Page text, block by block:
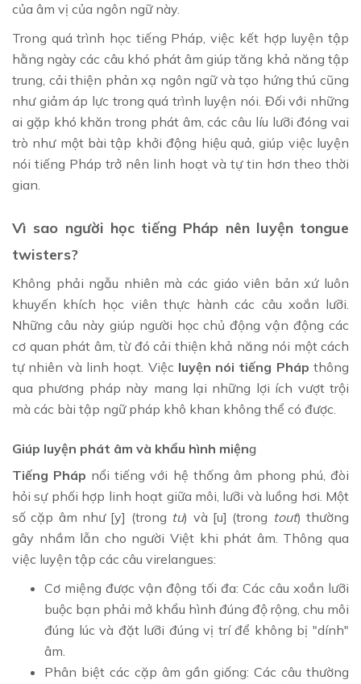
của âm vị của ngôn ngữ này.
Trong quá trình học tiếng Pháp, việc kết hợp luyện tập
hằng ngày các câu khó phát âm giúp tăng khả năng tập
trung, cải thiện phản xạ ngôn ngữ và tạo hứng thú cũng
như giảm áp lực trong quá trình luyện nói. Đối với những
ai gặp khó khăn trong phát âm, các câu líu lưỡi đóng vai
trò như một bài tập khởi động hiệu quả, giúp việc luyện
nói tiếng Pháp trở nên linh hoạt và tự tin hơn theo thời
gian.
Vì sao người học tiếng Pháp nên luyện tongue
twisters?
Không phải ngẫu nhiên mà các giáo viên bản xứ luôn
khuyến khích học viên thực hành các câu xoắn lưỡi.
Những câu này giúp người học chủ động vận động các
cơ quan phát âm, từ đó cải thiện khả năng nói một cách
tự nhiên và linh hoạt. Việc luyện nói tiếng Pháp thông
qua phương pháp này mang lại những lợi ích vượt trội
mà các bài tập ngữ pháp khô khan không thể có được.
Giúp luyện phát âm và khẩu hình miệng
Tiếng Pháp nổi tiếng với hệ thống âm phong phú, đòi
hỏi sự phối hợp linh hoạt giữa môi, lưỡi và luồng hơi. Một
số cặp âm như [y] (trong tu) và [u] (trong tout) thường
gây nhầm lẫn cho người Việt khi phát âm. Thông qua
việc luyện tập các câu virelangues:
Cơ miệng được vận động tối đa: Các câu xoắn lưỡi
buộc bạn phải mở khẩu hình đúng độ rộng, chu môi
đúng lúc và đặt lưỡi đúng vị trí để không bị "dính"
âm.
Phân biệt các cặp âm gần giống: Các câu thường